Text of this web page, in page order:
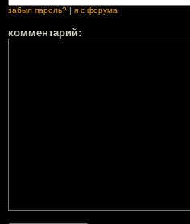
забыл пароль? | я с форума
комментарий: